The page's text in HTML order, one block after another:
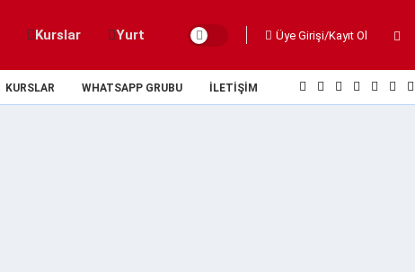
Kurslar Yurt Üye Girişi/Kayıt Ol
KURSLAR WHATSAPP GRUBU İLETIŞIM